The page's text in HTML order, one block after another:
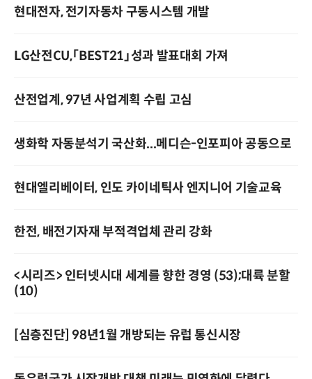
현대전자, 전기자동차 구동시스템 개발
LG산전CU,「BEST21」성과 발표대회 가져
산전업계, 97년 사업계획 수립 고심
생화학 자동분석기 국산화...메디슨-인포피아 공동으로
현대엘리베이터, 인도 카이네틱사 엔지니어 기술교육
한전, 배전기자재 부적격업체 관리 강화
<시리즈> 인터넷시대 세계를 향한 경영 (53);대륙 분할
(10)
[심층진단] 98년1월 개방되는 유럽 통신시장